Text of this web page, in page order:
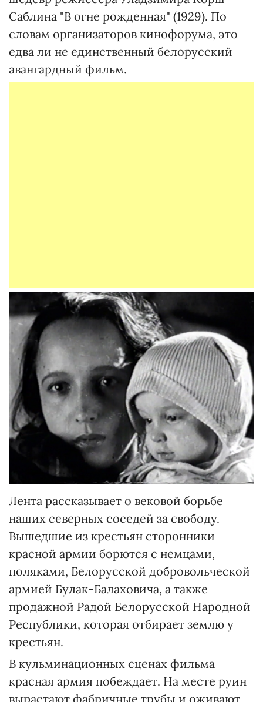
Саблина "В огне рожденная" (1929). По
словам организаторов кинофорума, это
едва ли не единственный белорусский
авангардный фильм.
Лента рассказывает о вековой борьбе
наших северных соседей за свободу.
Вышедшие из крестьян сторонники
красной армии борются с немцами,
поляками, Белорусской добровольческой
армией Булак-Балаховича, а также
продажной Радой Белорусской Народной
Республики, которая отбирает землю у
крестьян.
В кульминационных сценах фильма
красная армия побеждает. На месте руин
вырастают фабричные трубы и оживают